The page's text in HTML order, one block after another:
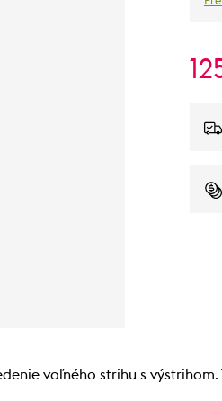
voľného strihu s